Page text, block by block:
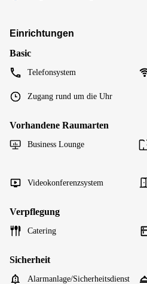
Einrichtungen
Basic
Telefonsystem
Zugang rund um die Uhr
Vorhandene Raumarten
Business Lounge
Videokonferenzsystem
Verpflegung
Catering
Sicherheit
Alarmanlage/Sicherheitsdienst